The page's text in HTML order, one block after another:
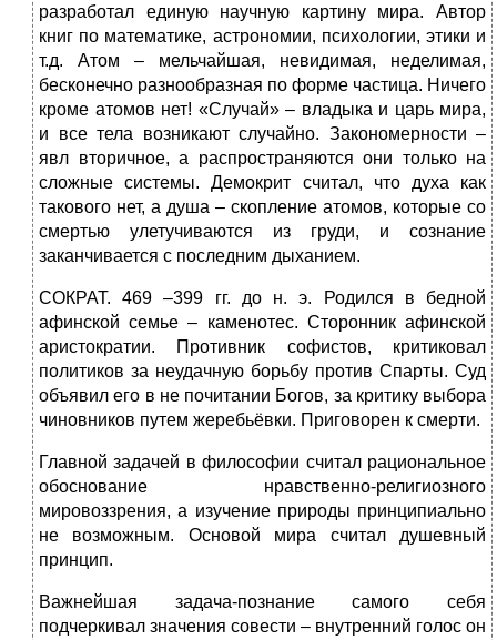
разработал единую научную картину мира. Автор
книг по математике, астрономии, психологии, этики и
т.д. Атом – мельчайшая, невидимая, неделимая,
бесконечно разнообразная по форме частица. Ничего
кроме атомов нет! «Случай» – владыка и царь мира,
и все тела возникают случайно. Закономерности –
явл вторичное, а распространяются они только на
сложные системы. Демокрит считал, что духа как
такового нет, а душа – скопление атомов, которые со
смертью улетучиваются из груди, и сознание
заканчивается с последним дыханием.
СОКРАТ. 469 –399 гг. до н. э. Родился в бедной
афинской семье – каменотес. Сторонник афинской
аристократии. Противник софистов, критиковал
политиков за неудачную борьбу против Спарты. Суд
объявил его в не почитании Богов, за критику выбора
чиновников путем жеребьёвки. Приговорен к смерти.
Главной задачей в философии считал рациональное
обоснование нравственно-религиозного
мировоззрения, а изучение природы принципиально
не возможным. Основой мира считал душевный
принцип.
Важнейшая задача-познание самого себя
подчеркивал значения совести – внутренний голос он